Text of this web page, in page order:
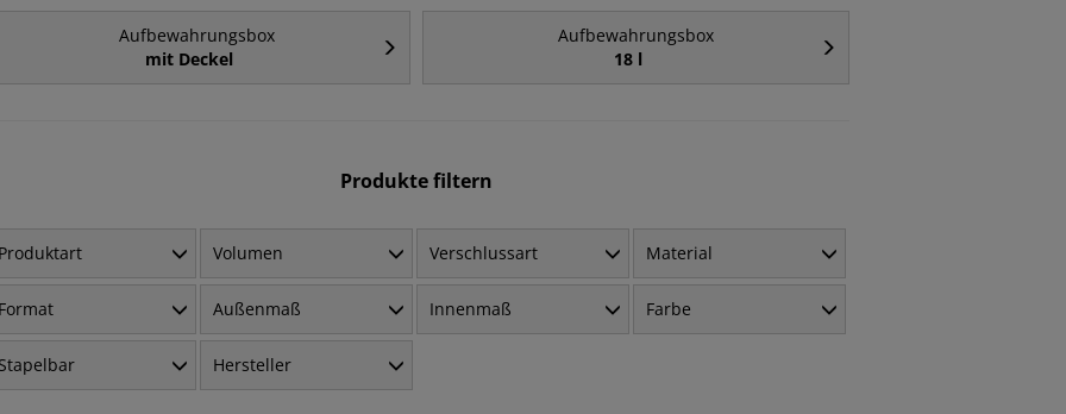
Aufbewahrungsbox
mit Deckel
Aufbewahrungsbox
18 l
Produkte filtern
Produktart Volumen Verschlussart Material
Format Außenmaß Innenmaß Farbe
Stapelbar Hersteller